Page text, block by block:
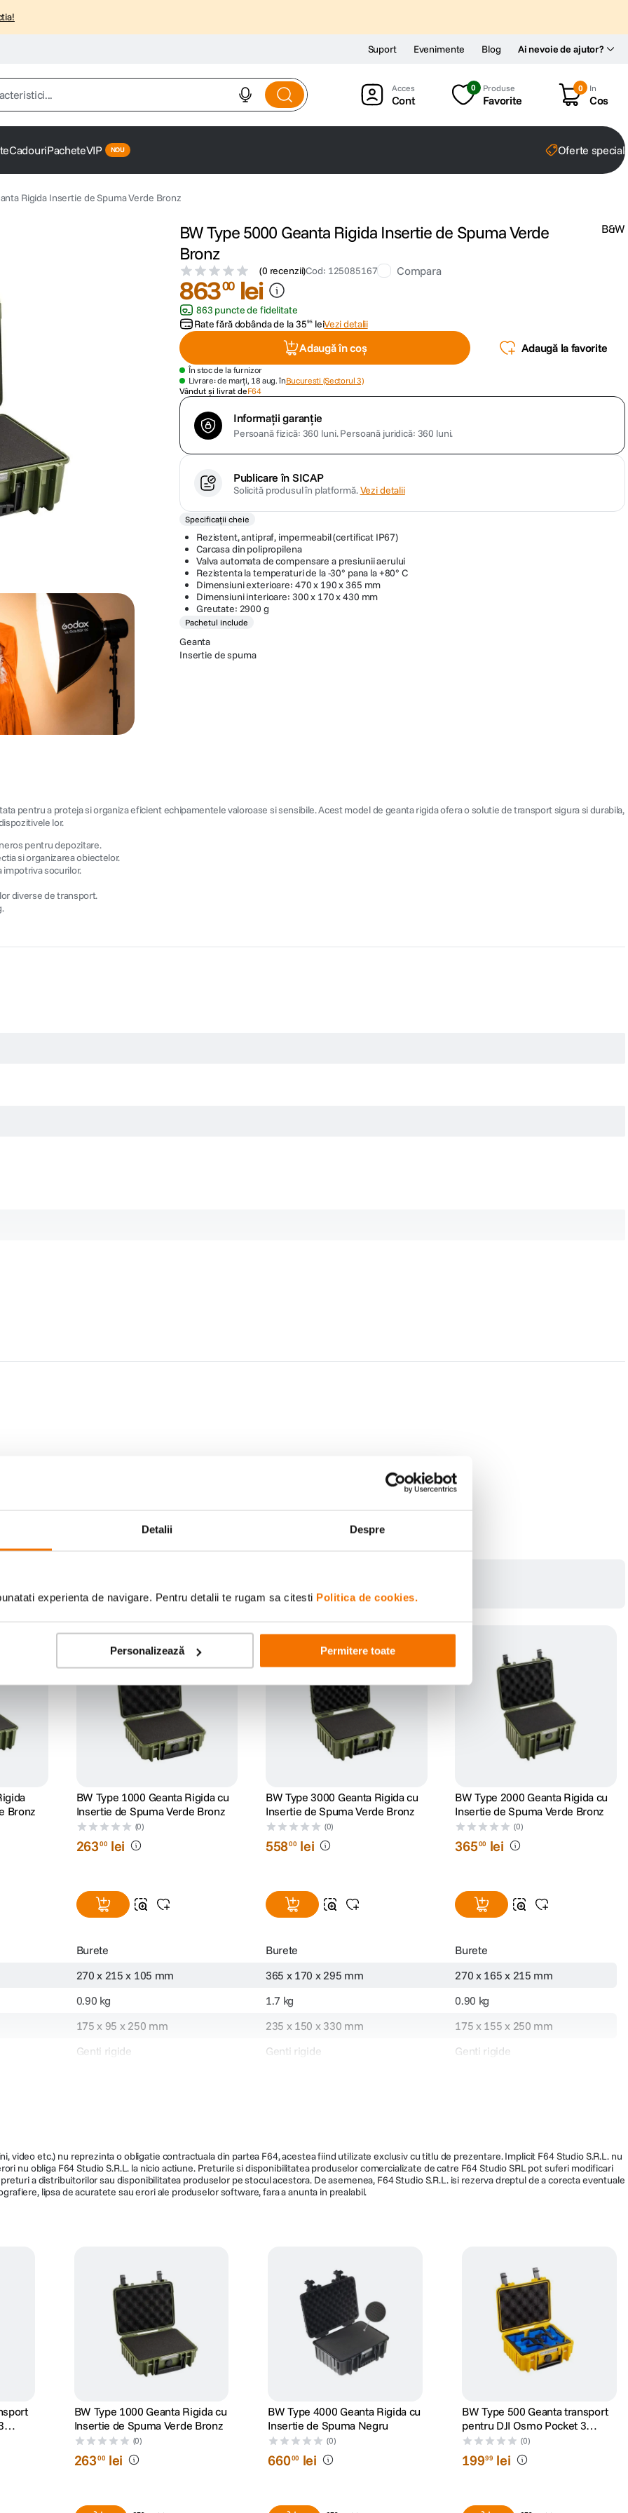
Detalii Despre
experienta de navigare. Pentru detalii te rugam sa citesti Politica de cookies.
Personalizează Permitere toate
Ai nevoie de ajutor?
Suport Evenimente Blog
Cont
0 Produse
Favorite
0 In
Cos
CadouriPacheteVIP Oferte
Rigida Insertie de Spuma Verde Bronz
BW Type 5000 Geanta Rigida Insertie de Spuma Verde
Bronz
(0 recenzii)Cod: 125085167 Compara
B&W
86300 lei
863 puncte de fidelitate
Rate fără dobânda de la3595 leiVezi detalii
Adaugă în coș Adaugă la favorite
În stoc de la furnizor
Livrare: de marți, 18 aug. înBucuresti (Sectorul 3)
Vândut și livrat deF64
Informații garanție
Persoană fizică: 360 luni. Persoană juridică: 360 luni.
Publicare în SICAP
Solicită produsul în platformă.Vezi detalii
Specificații cheie
Rezistent, antipraf, impermeabil (certificat IP67)
Carcasa din polipropilena
Valva automata de compensare a presiunii aerului
Rezistenta la temperaturi de la -30° pana la +80° C
Dimensiuni exterioare: 470 x 190 x 365 mm
Dimensiuni interioare: 300 x 170 x 430 mm
Greutate: 2900 g
Pachetul include
Geanta
Insertie de spuma
pentru a proteja si organiza eficient echipamentele valoroase si sensibile. Acest model de geanta rigida ofera o solutie de transport sigura si durabila,
lor.
pentru depozitare.
si organizarea obiectelor.
socurilor.
diverse de transport.
Bronz
BW Type 1000 Geanta Rigida cu
Insertie de Spuma Verde Bronz
(0)
26300 lei
BW Type 3000 Geanta Rigida cu
Insertie de Spuma Verde Bronz
(0)
55800 lei
BW Type 2000 Geanta Rigida cu
Insertie de Spuma Verde Bronz
(0)
36500 lei
Burete Burete
Burete
270 x 215 x 105 mm 365 x 170 x 295 mm
270 x 165 x 215 mm
0.90 kg 1.7 kg
0.90 kg
175 x 95 x 250 mm 235 x 150 x 330 mm
175 x 155 x 250 mm
Genti rigide Genti rigide
Genti rigide
video etc.) nu reprezinta o obligatie contractuala din partea F64, acestea fiind utilizate exclusiv cu titlu de prezentare. Implicit F64 Studio S.R.L. nu
nu obliga F64 Studio S.R.L. la nicio actiune. Preturile si disponibilitatea produselor comercializate de catre F64 Studio SRL pot suferi modificari
a distribuitorilor sau disponibilitatea produselor pe stocul acestora. De asemenea, F64 Studio S.R.L. isi rezerva dreptul de a corecta eventuale
lipsa de acuratete sau erori ale produselor software, fara a anunta in prealabil.
BW Type 1000 Geanta Rigida cu
Insertie de Spuma Verde Bronz
(0)
26300 lei
BW Type 4000 Geanta Rigida cu
Insertie de Spuma Negru
(0)
66000 lei
BW Type 500 Geanta transport
pentru DJI Osmo Pocket 3
Creator Combo Galben
(0)
19999 lei